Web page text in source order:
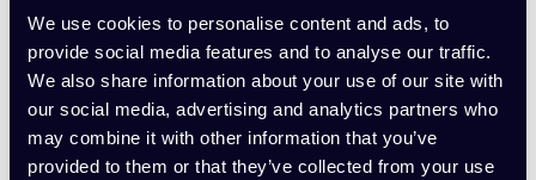
We use cookies to personalise content and ads, to
provide social media features and to analyse our traffic.
We also share information about your use of our site with
our social media, advertising and analytics partners who
may combine it with other information that you’ve
provided to them or that they’ve collected from your use
Aantal - +
Toevoegen aan winkelwagen
Vraag jouw persoonlijke aanbieding aan